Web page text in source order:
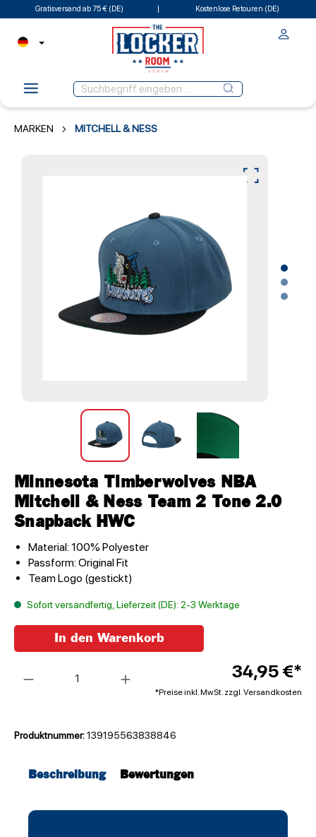
Gratisversand ab 75 € (DE) Kostenlose Retouren (DE)
MARKEN MITCHELL & NESS
Minnesota Timberwolves NBA
Mitchell & Ness Team 2 Tone 2.0
Snapback HWC
Material: 100% Polyester
Passform: Original Fit
Team Logo (gestickt)
Sofort versandfertig, Lieferzeit (DE): 2-3 Werktage
34,95 €*
*Preise inkl. MwSt. zzgl. Versandkosten
In den Warenkorb
Produktnummer:139195563838846
Beschreibung Bewertungen